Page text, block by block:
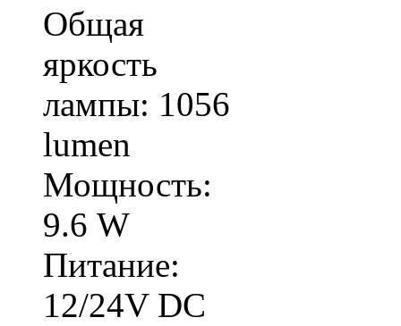
Общая
яркость
лампы: 1056
lumen
Мощность:
9.6 W
Питание:
12/24V DC